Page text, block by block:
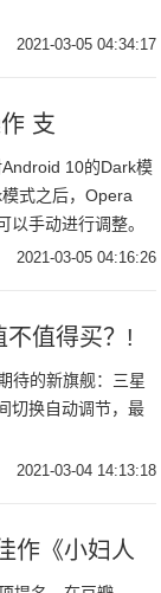
2021-03-05 04:34:17
支
10的Dark模
式之后，Opera
手动进行调整。
2021-03-05 04:16:26
不值得买？!
待的新旗舰：三星
切换自动调节，最
2021-03-04 14:13:18
作《小妇人